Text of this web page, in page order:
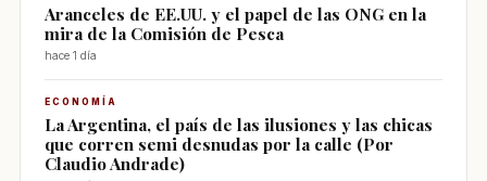
Aranceles de EE.UU. y el papel de las ONG en la
mira de la Comisión de Pesca
hace 1 día
ECONOMÍA
La Argentina, el país de las ilusiones y las chicas
que corren semi desnudas por la calle (Por
Claudio Andrade)